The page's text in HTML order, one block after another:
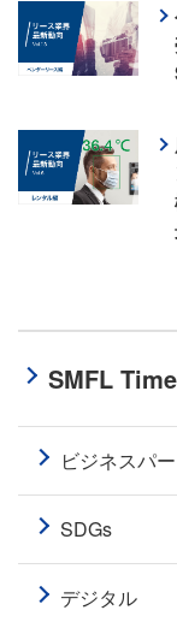
SMFL
ビジネスパ
SDGs
デジタル